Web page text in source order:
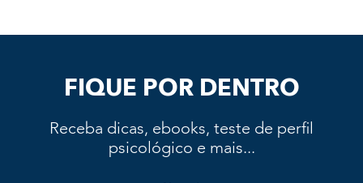
FIQUE POR DENTRO
Receba dicas, ebooks, teste de perfil
psicológico e mais...